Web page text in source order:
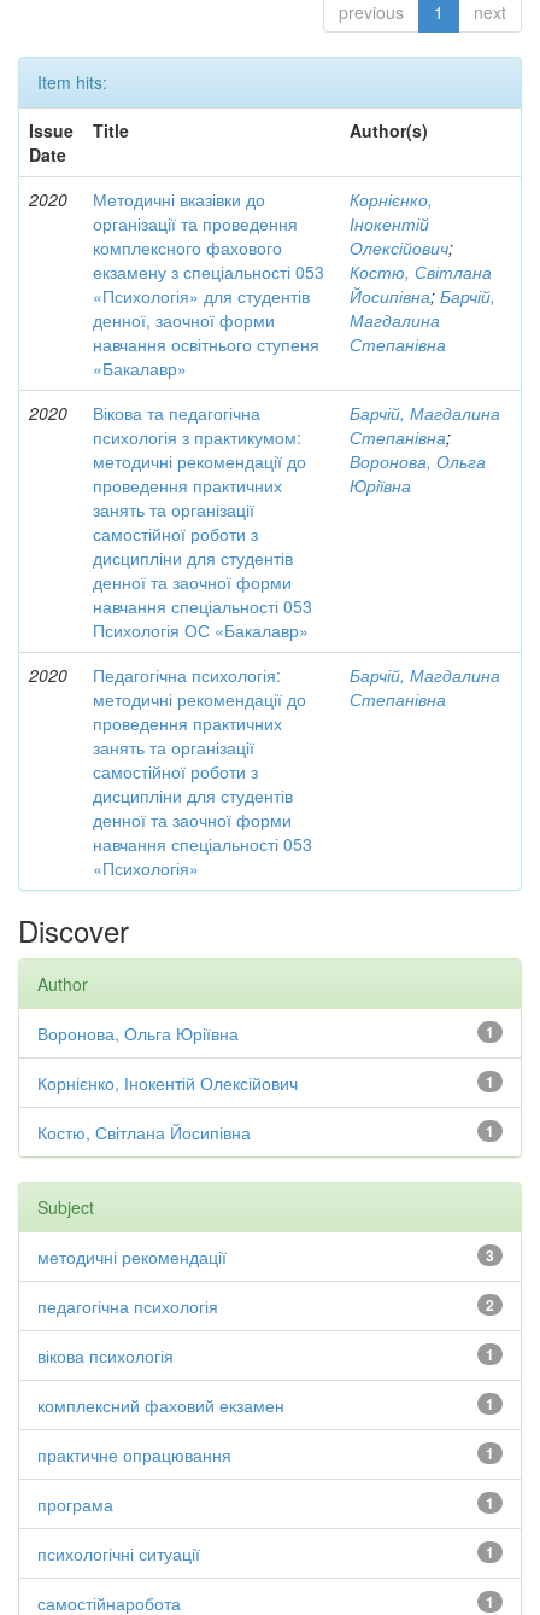
previous 1 next
Item hits:
Issue
Date
Title Author(s)
2020
Методичні вказівки до
організації та проведення
комплексного фахового
екзамену з спеціальності 053
«Психологія» для студентів
денної, заочної форми
навчання освітнього ступеня
«Бакалавр»
Корнієнко,
Інокентій
Олексійович;
Костю, Світлана
Йосипівна; Барчій,
Магдалина
Степанівна
2020
Вікова та педагогічна
психологія з практикумом:
методичні рекомендації до
проведення практичних
занять та організації
самостійної роботи з
дисципліни для студентів
денної та заочної форми
навчання спеціальності 053
Психологія ОС «Бакалавр»
Барчій, Магдалина
Степанівна;
Воронова, Ольга
Юріївна
2020
Педагогічна психологія:
методичні рекомендації до
проведення практичних
занять та організації
самостійної роботи з
дисципліни для студентів
денної та заочної форми
навчання спеціальності 053
«Психологія»
Барчій, Магдалина
Степанівна
Discover
Author
1
Воронова, Ольга Юріївна
1
Корнієнко, Інокентій Олексійович
1
Костю, Світлана Йосипівна
Subject
3
методичні рекомендації
2
педагогічна психологія
1
вікова психологія
1
комплексний фаховий екзамен
1
практичне опрацювання
1
програма
1
психологічні ситуації
1
самостійнаробота